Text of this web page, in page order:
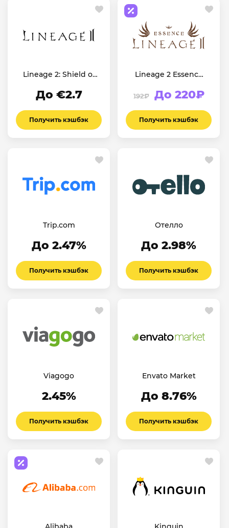
Lineage 2: Shield of
До €2.7
Получить кэшбэк
Lineage 2 Essence
192₽ До 220₽
Получить кэшбэк
Trip.com
До 2.47%
Получить кэшбэк
Отелло
До 2.98%
Получить кэшбэк
Viagogo
2.45%
Получить кэшбэк
Envato Market
До 8.76%
Получить кэшбэк